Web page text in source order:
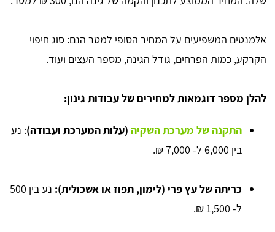
אלמנטים המשפיעים על המחיר הסופי למטר הנם: סוג חיפוי
הקרקע, כמות הפרחים, גודל הגינה, מספר העצים ועוד.
להלן מספר דוגמאות למחירים של עבודות גינון:
התקנה של מערכת השקיה (עלות המערכת ועבודה): נע
בין 6,000 ל- 7,000 ₪.
כריתה של עץ פרי (לימון, תפוז או אשכולית):
נע בין 500
ל- 1,500 ₪.